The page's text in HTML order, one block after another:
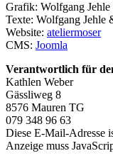
Grafik: Wolfgang Jehle
Texte: Wolfgang Jehle
Website: ateliermoser
CMS: Joomla
Verantwortlich für
Kathlen Weber
Gässliweg 8
8576 Mauren TG
079 348 96 63
Diese E-Mail-Adresse
Anzeige muss